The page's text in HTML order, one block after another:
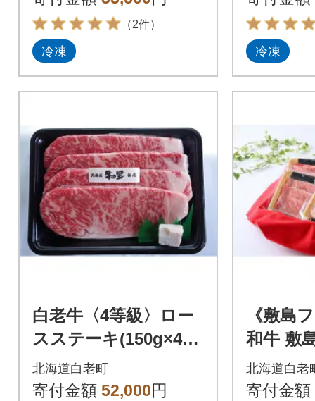
（2件）
冷凍 冷凍
白老牛〈4等級〉ロー
スステーキ(150g×4
枚)(たれ付)
北海道白老町
寄付金額 52,000円
《敷島
和牛 敷
北海道白老
寄付金額